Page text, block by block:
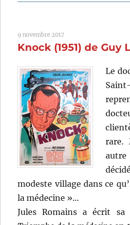
Voyage
(1943)
de
Jaque
9 novembre 2017
Knock (1951) de Guy
Le
rare.
modeste village dans ce
la médecine »…
Jules Romains a écrit sa